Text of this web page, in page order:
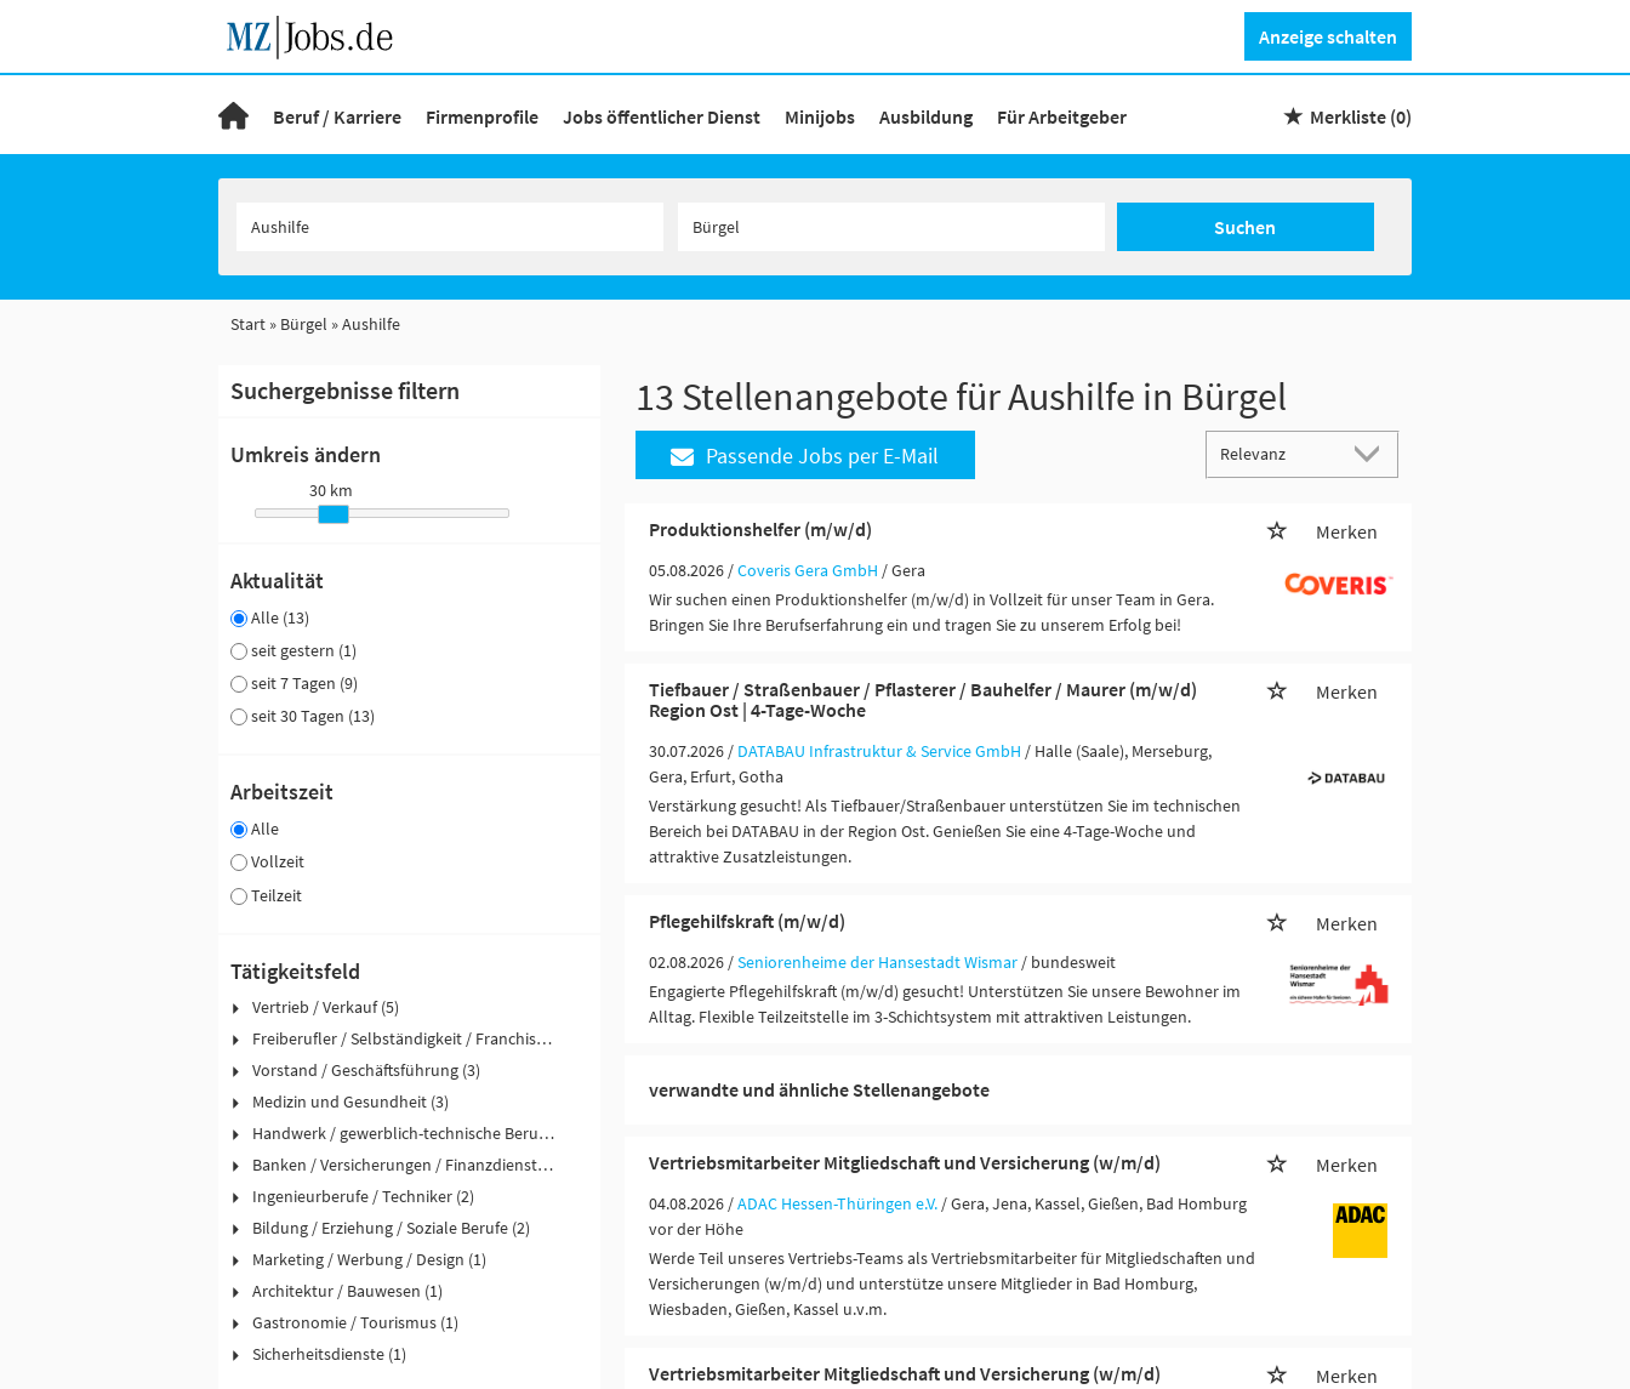
Anzeige schalten
Beruf / Karriere Firmenprofile Jobs öffentlicher Dienst Minijobs Ausbildung Für Arbeitgeber Merkliste (0)
Suchen
Start Bürgel Aushilfe
Suchergebnisse filtern
Umkreis ändern
30 km
Aktualität
Alle (13)
seit gestern (1)
seit 7 Tagen (9)
seit 30 Tagen (13)
Arbeitszeit
Alle
Vollzeit
Teilzeit
Tätigkeitsfeld
Vertrieb / Verkauf (5)
Freiberufler / Selbständigkeit / Franchise (4)
Vorstand / Geschäftsführung (3)
Medizin und Gesundheit (3)
Handwerk / gewerblich-technische Berufe (3)
Banken / Versicherungen / Finanzdienstleister (2)
Ingenieurberufe / Techniker (2)
Bildung / Erziehung / Soziale Berufe (2)
Marketing / Werbung / Design (1)
Architektur / Bauwesen (1)
Gastronomie / Tourismus (1)
Sicherheitsdienste (1)
13 Stellenangebote für Aushilfe in Bürgel
Passende Jobs per E-Mail
Produktionshelfer (m/w/d) Merken
05.08.2026 /Coveris Gera GmbH / Gera
Wir suchen einen Produktionshelfer (m/w/d) in Vollzeit für unser Team in Gera.
Bringen Sie Ihre Berufserfahrung ein und tragen Sie zu unserem Erfolg bei!
Tiefbauer / Straßenbauer / Pflasterer / Bauhelfer / Maurer (m/w/d)
Region Ost | 4-Tage-Woche
Merken
30.07.2026 / DATABAU Infrastruktur & Service GmbH / Halle (Saale), Merseburg,
Gera, Erfurt, Gotha
Verstärkung gesucht! Als Tiefbauer/Straßenbauer unterstützen Sie im technischen
Bereich bei DATABAU in der Region Ost. Genießen Sie eine 4-Tage-Woche und
attraktive Zusatzleistungen.
Pflegehilfskraft (m/w/d) Merken
02.08.2026 /Seniorenheime der Hansestadt Wismar / bundesweit
Engagierte Pflegehilfskraft (m/w/d) gesucht! Unterstützen Sie unsere Bewohner im
Alltag. Flexible Teilzeitstelle im 3-Schichtsystem mit attraktiven Leistungen.
verwandte und ähnliche Stellenangebote
Vertriebsmitarbeiter Mitgliedschaft und Versicherung (w/m/d) Merken
04.08.2026 /ADAC Hessen-Thüringen e.V. / Gera, Jena, Kassel, Gießen, Bad Homburg
vor der Höhe
Werde Teil unseres Vertriebs-Teams als Vertriebsmitarbeiter für Mitgliedschaften und
Versicherungen (w/m/d) und unterstütze unsere Mitglieder in Bad Homburg,
Wiesbaden, Gießen, Kassel u.v.m.
Vertriebsmitarbeiter Mitgliedschaft und Versicherung (w/m/d) Merken